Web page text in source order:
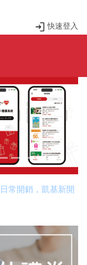
快速登入
Next
用金，合計最高